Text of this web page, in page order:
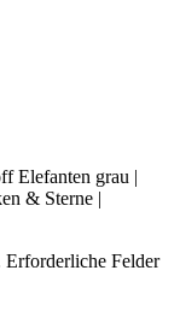
Elefanten grau |
& Sterne |
Erforderliche Felder